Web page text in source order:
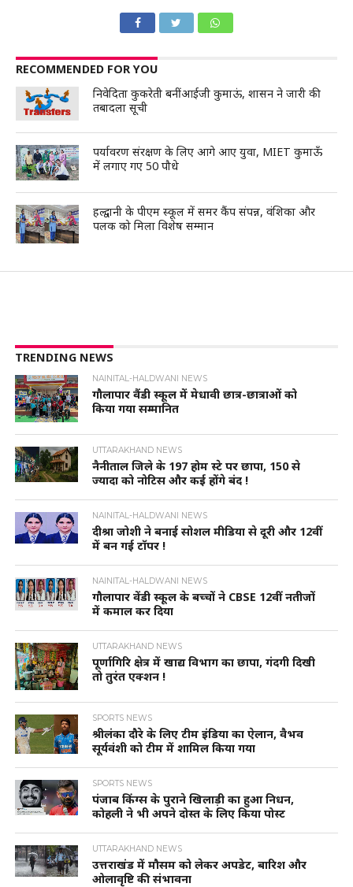
RECOMMENDED FOR YOU
निवेदिता कुकरेती बनीं आईजी कुमाऊं, शासन ने जारी की
तबादला सूची
पर्यावरण संरक्षण के लिए आगे आए युवा, MIET कुमाऊँ
में लगाए गए 50 पौधे
हल्द्वानी के पीएम स्कूल में समर कैंप संपन्न, वंशिका और
पलक को मिला विशेष सम्मान
TRENDING NEWS
NAINITAL-HALDWANI NEWS
गौलापार वैंडी स्कूल में मेधावी छात्र-छात्राओं को
किया गया सम्मानित
UTTARAKHAND NEWS
नैनीताल जिले के 197 होम स्टे पर छापा, 150 से
ज्यादा को नोटिस और कई होंगे बंद !
NAINITAL-HALDWANI NEWS
दीश्रा जोशी ने बनाई सोशल मीडिया से दूरी और 12वीं
में बन गई टॉपर !
NAINITAL-HALDWANI NEWS
गौलापार वेंडी स्कूल के बच्चों ने CBSE 12वीं नतीजों
में कमाल कर दिया
UTTARAKHAND NEWS
पूर्णागिरि क्षेत्र में खाद्य विभाग का छापा, गंदगी दिखी
तो तुरंत एक्शन !
SPORTS NEWS
श्रीलंका दौरे के लिए टीम इंडिया का ऐलान, वैभव
सूर्यवंशी को टीम में शामिल किया गया
SPORTS NEWS
पंजाब किंग्स के पुराने खिलाड़ी का हुआ निधन,
कोहली ने भी अपने दोस्त के लिए किया पोस्ट
UTTARAKHAND NEWS
उत्तराखंड में मौसम को लेकर अपडेट, बारिश और
ओलावृष्टि की संभावना